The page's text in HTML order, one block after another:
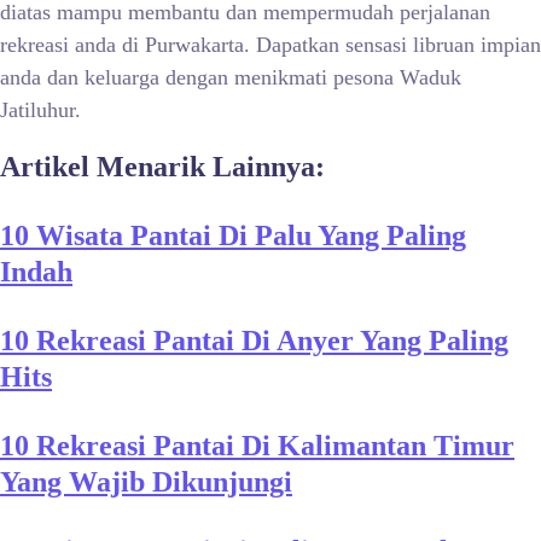
diatas mampu membantu dan mempermudah perjalanan
rekreasi anda di Purwakarta. Dapatkan sensasi libruan impian
anda dan keluarga dengan menikmati pesona Waduk
Jatiluhur.
Artikel Menarik Lainnya:
10 Wisata Pantai Di Palu Yang Paling
Indah
10 Rekreasi Pantai Di Anyer Yang Paling
Hits
10 Rekreasi Pantai Di Kalimantan Timur
Yang Wajib Dikunjungi